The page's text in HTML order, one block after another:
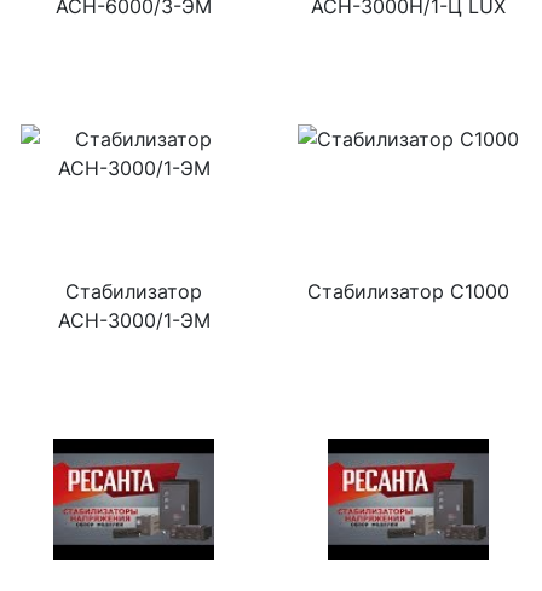
АСН-6000/3-ЭМ АСН-3000Н/1-Ц LUX
Стабилизатор
АСН-3000/1-ЭМ
Стабилизатор С1000